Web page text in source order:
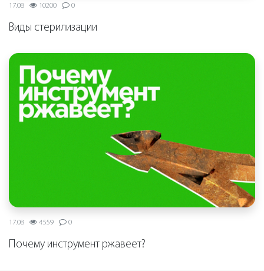
17.08 10200 0
Виды стерилизации
17.08 4559 0
Почему инструмент ржавеет?